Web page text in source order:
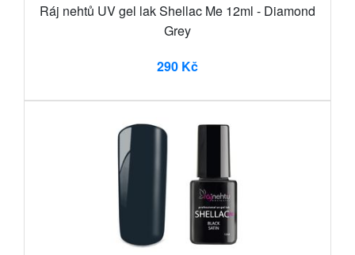
Ráj nehtů UV gel lak Shellac Me 12ml - Diamond
Grey
290 Kč